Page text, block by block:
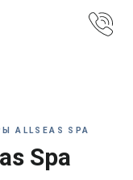
ALLSEAS SPA
Spa